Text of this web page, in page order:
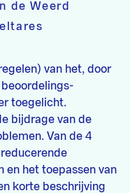
de Weerd
van het, door
toegelicht.
bijdrage van de
Van de 4
en het toepassen van
korte beschrijving